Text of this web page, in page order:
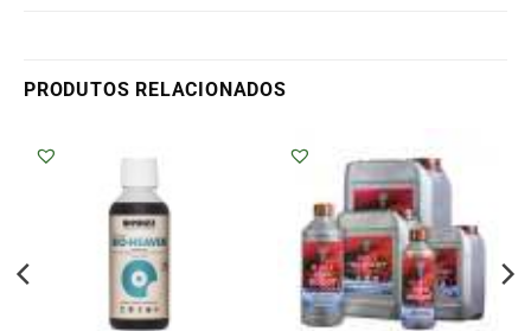
PRODUTOS RELACIONADOS